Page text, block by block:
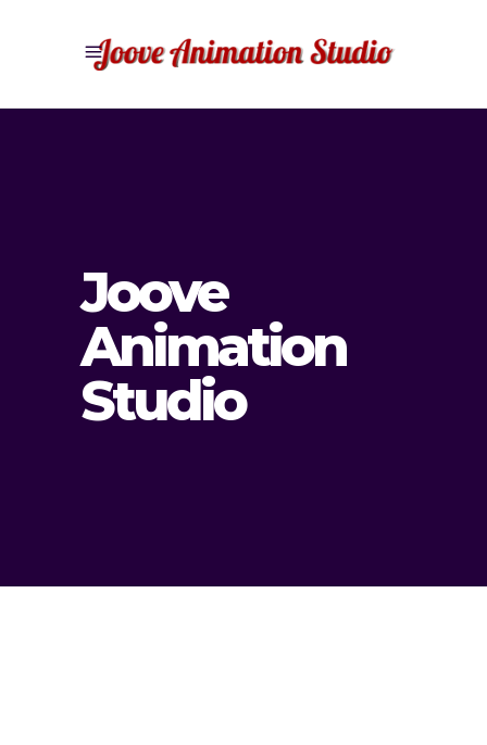
Joove
Animation
Studio